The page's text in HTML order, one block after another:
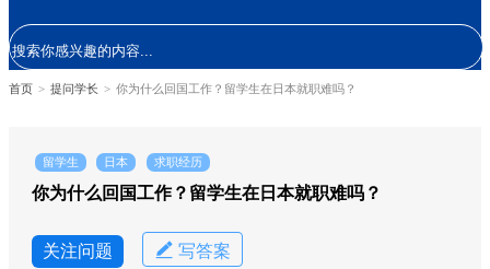
首页 > 提问学长 > 你为什么回国工作？留学生在日本就职难吗？
留学生 日本 求职经历
你为什么回国工作？留学生在日本就职难吗？
关注问题 写答案